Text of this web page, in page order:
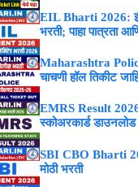
EIL Bharti 2026:
भरती; पाहा पात्रता
Maharashtra
चाचणी हॉल तिकीट
EMRS Result 2026
स्कोअरकार्ड डाउनलोड
SBI CBO Bharti
मोठी भरती